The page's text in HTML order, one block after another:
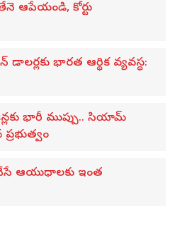
ఆపేయండి, కోర్టు
భారత ఆర్థిక వ్యవస్థ:
భారీ ముప్పు.. సియామ్
ఆయుధాలకు ఇంత